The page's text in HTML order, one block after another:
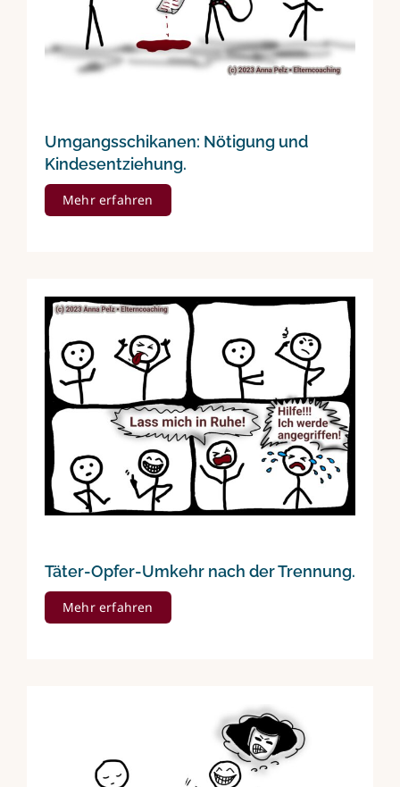
Umgangsschikanen: Nötigung und
Kindesentziehung.
Mehr erfahren
Täter-Opfer-Umkehr nach der Trennung.
Mehr erfahren